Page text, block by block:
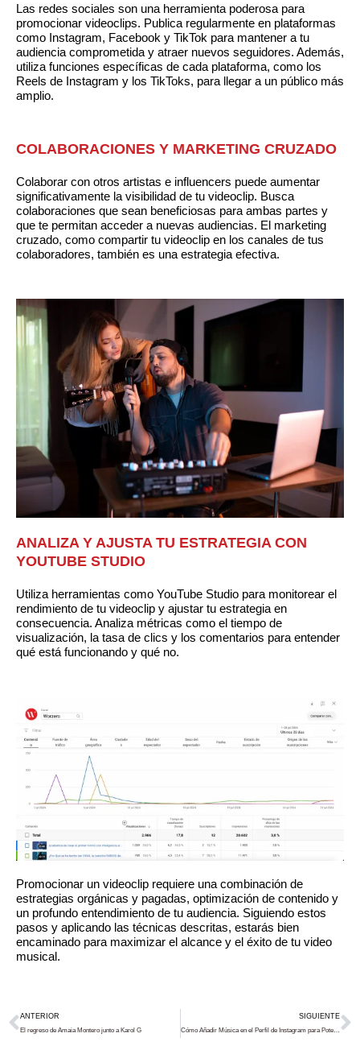
Las redes sociales son una herramienta poderosa para
promocionar videoclips. Publica regularmente en plataformas
como Instagram, Facebook y TikTok para mantener a tu
audiencia comprometida y atraer nuevos seguidores. Además,
utiliza funciones específicas de cada plataforma, como los
Reels de Instagram y los TikToks, para llegar a un público más
amplio.
COLABORACIONES Y MARKETING CRUZADO
Colaborar con otros artistas e influencers puede aumentar
significativamente la visibilidad de tu videoclip. Busca
colaboraciones que sean beneficiosas para ambas partes y
que te permitan acceder a nuevas audiencias. El marketing
cruzado, como compartir tu videoclip en los canales de tus
colaboradores, también es una estrategia efectiva.
ANALIZA Y AJUSTA TU ESTRATEGIA CON
YOUTUBE STUDIO
Utiliza herramientas como YouTube Studio para monitorear el
rendimiento de tu videoclip y ajustar tu estrategia en
consecuencia. Analiza métricas como el tiempo de
visualización, la tasa de clics y los comentarios para entender
qué está funcionando y qué no.
Promocionar un videoclip requiere una combinación de
estrategias orgánicas y pagadas, optimización de contenido y
un profundo entendimiento de tu audiencia. Siguiendo estos
pasos y aplicando las técnicas descritas, estarás bien
encaminado para maximizar el alcance y el éxito de tu video
musical.
Prev
ANTERIOR
El regreso de Amaia Montero junto a Karol G
SIGUIENTE
Cómo Añadir Música en el Perfil de Instagram para Potenciar tu Carrera Musical